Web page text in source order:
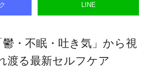
LINE
・不眠・吐き気」から視
渡る最新セルフケア